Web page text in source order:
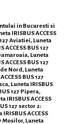
in Bucuresti si
IRISBUS ACCESS
Aviatiei, Luneta
ACCESS BUS 127
Luneta
ACCESS BUS 127
de Nord, Luneta
BUS 127
Luneta IRISBUS
127 Pipera,
IRISBUS ACCESS
127 sector 2:
IRISBUS ACCESS
Mosilor, Luneta